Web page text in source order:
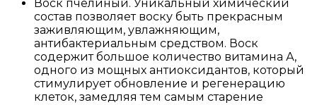
Воск пчелиный. Уникальный химический
состав позволяет воску быть прекрасным
заживляющим, увлажняющим,
антибактериальным средством. Воск
содержит большое количество витамина А,
одного из мощных антиоксидантов, который
стимулирует обновление и регенерацию
клеток, замедляя тем самым старение